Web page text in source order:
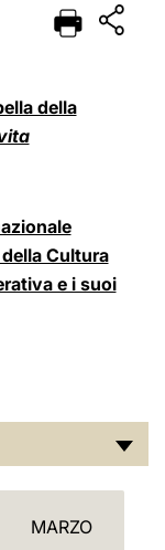
DEUTSCH
العربيّة
中文
della
Cultura
e i suoi
MARZO